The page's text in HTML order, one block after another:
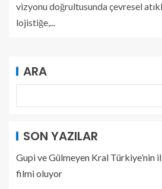
vizyonu doğrultusunda çevresel
lojistiğe,...
ARA
SON YAZILAR
Gupi ve Gülmeyen Kral
filmi oluyor